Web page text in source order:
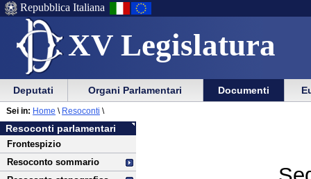
XV Legislatura
Menu
di
ausilio
alla
navigazione
Vai
Menu
di
navigazione
principale
Repubblica Italiana
Menu
di
navigazione
principale
Vai
menu
di
sezione
Deputati Organi Parlamentari Documenti
Vai
al
contenuto
Resoconti parlamentari
Frontespizio
Resoconto sommario
Sei in: Home \ Resoconti \